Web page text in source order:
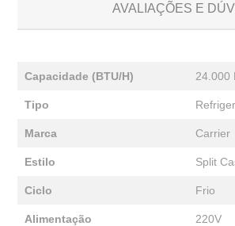
AVALIAÇÕES E
Capacidade (BTU/H) 24.000
Tipo
Marca Carrier
Estilo Split
Ciclo Frio
Alimentação 220V